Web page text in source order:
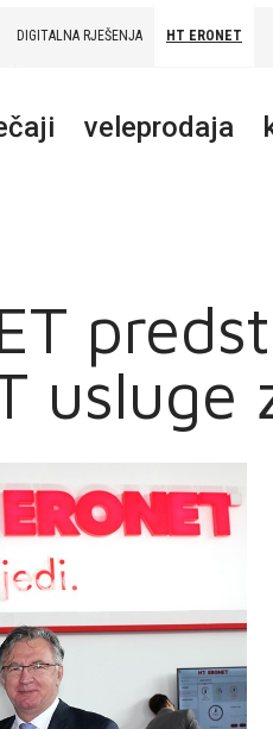
DIGITALNA RJEŠENJA HT ERONET
veleprodaja